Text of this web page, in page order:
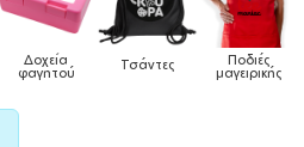
Mousepad Μαξιλάρια
καναπέ Phone Holders